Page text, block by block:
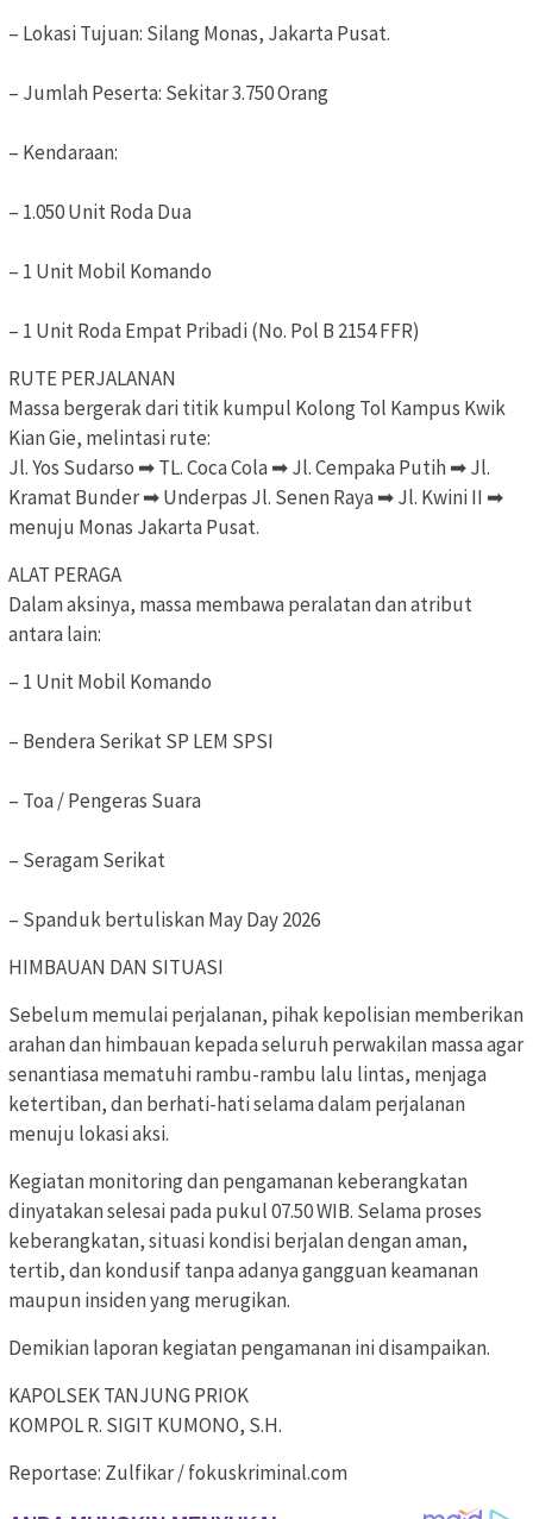
– Lokasi Tujuan: Silang Monas, Jakarta Pusat.
– Jumlah Peserta: Sekitar 3.750 Orang
– Kendaraan:
– 1.050 Unit Roda Dua
– 1 Unit Mobil Komando
– 1 Unit Roda Empat Pribadi (No. Pol B 2154 FFR)
RUTE PERJALANAN
Massa bergerak dari titik kumpul Kolong Tol Kampus Kwik
Kian Gie, melintasi rute:
Jl. Yos Sudarso ➡ TL. Coca Cola ➡ Jl. Cempaka Putih ➡ Jl.
Kramat Bunder ➡ Underpas Jl. Senen Raya ➡ Jl. Kwini II ➡
menuju Monas Jakarta Pusat.
ALAT PERAGA
Dalam aksinya, massa membawa peralatan dan atribut
antara lain:
– 1 Unit Mobil Komando
– Bendera Serikat SP LEM SPSI
– Toa / Pengeras Suara
– Seragam Serikat
– Spanduk bertuliskan May Day 2026
HIMBAUAN DAN SITUASI
Sebelum memulai perjalanan, pihak kepolisian memberikan
arahan dan himbauan kepada seluruh perwakilan massa agar
senantiasa mematuhi rambu-rambu lalu lintas, menjaga
ketertiban, dan berhati-hati selama dalam perjalanan
menuju lokasi aksi.
Kegiatan monitoring dan pengamanan keberangkatan
dinyatakan selesai pada pukul 07.50 WIB. Selama proses
keberangkatan, situasi kondisi berjalan dengan aman,
tertib, dan kondusif tanpa adanya gangguan keamanan
maupun insiden yang merugikan.
Demikian laporan kegiatan pengamanan ini disampaikan.
KAPOLSEK TANJUNG PRIOK
KOMPOL R. SIGIT KUMONO, S.H.
Reportase: Zulfikar / fokuskriminal.com